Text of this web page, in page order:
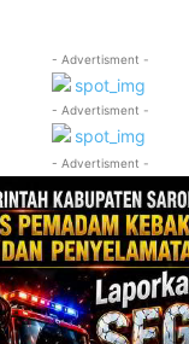
- Advertisment -
- Advertisment -
- Advertisment -